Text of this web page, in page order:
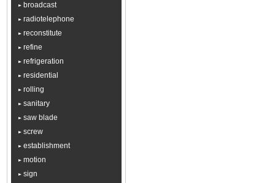
broadcast
radiotelephone
reconstitute
refine
refrigeration
residential
rolling
sanitary
saw blade
screw
establishment
motion
sign